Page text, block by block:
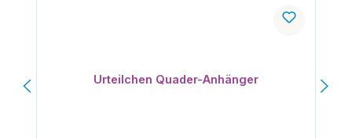
Urteilchen Quader-Anhänger